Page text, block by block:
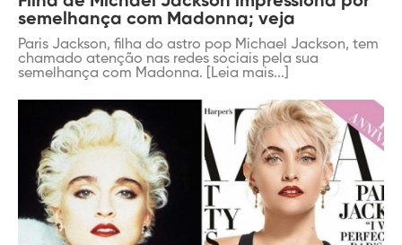
por
semelhança
com
semelhança com Madonna; veja
Paris Jackson, filha do astro pop Michael Jackson, tem
chamado atenção nas redes sociais pela sua
semelhança com Madonna. [Leia mais...]